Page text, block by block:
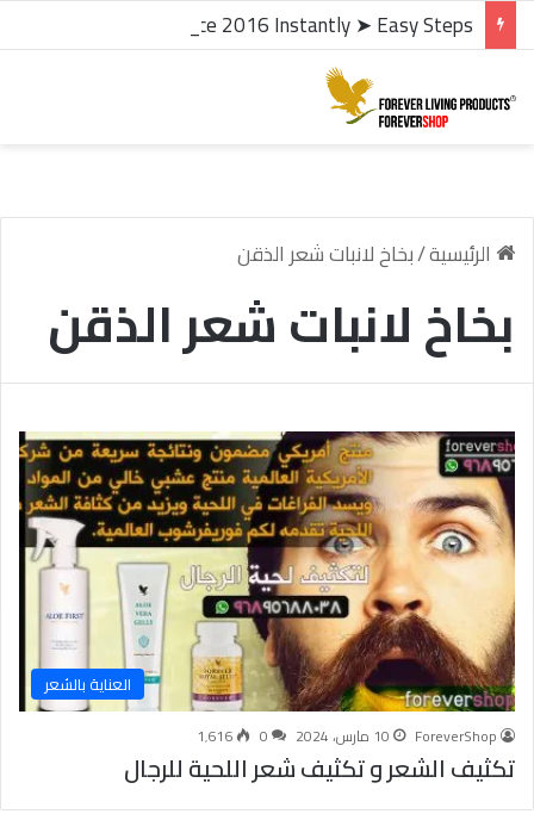
الرئيسية/بخاخ لانبات شعر الذقن
بخاخ لانبات شعر الذقن
العناية بالشعر
ForeverShop 10 مارس، 2024 0 1٬616
تكثيف الشعر و تكثيف شعر اللحية للرجال